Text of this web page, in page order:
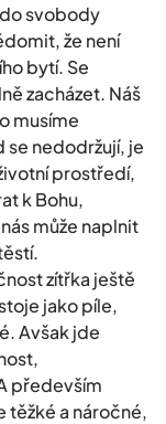
svobody
že není
bytí. Se
zacházet. Náš
musíme
se nedodržují, je
prostředí,
k Bohu,
může naplnit
zítřka ještě
jako píle,
Avšak jde
především
těžké a náročné,